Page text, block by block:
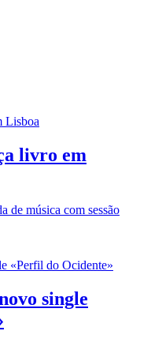
livro em
de música com sessão
single